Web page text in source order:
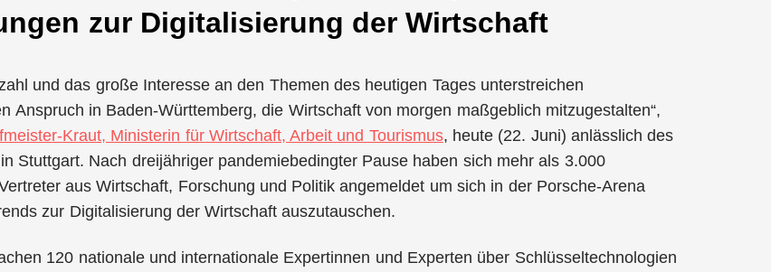
zur Digitalisierung der Wirtschaft
und das große Interesse an den Themen des heutigen Tages unterstreichen
Anspruch in Baden-Württemberg, die Wirtschaft von morgen maßgeblich mitzugestalten“,
Kraut, Ministerin für Wirtschaft, Arbeit und Tourismus, heute (22. Juni) anlässlich des
Stuttgart. Nach dreijähriger pandemiebedingter Pause haben sich mehr als 3.000
aus Wirtschaft, Forschung und Politik angemeldet um sich in der Porsche-Arena
zur Digitalisierung der Wirtschaft auszutauschen.
120 nationale und internationale Expertinnen und Experten über Schlüsseltechnologien